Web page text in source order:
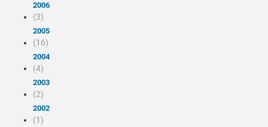
2006
(3)
2005
(16)
2004
(4)
2003
(2)
2002
(1)